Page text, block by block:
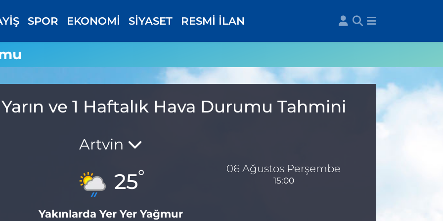
SPOR EKONOMİ SİYASET RESMİ İLAN
ve 1 Haftalık Hava Durumu Tahmini
Artvin
25°
Yakınlarda Yer Yer Yağmur
06 Ağustos Perşembe
15:00